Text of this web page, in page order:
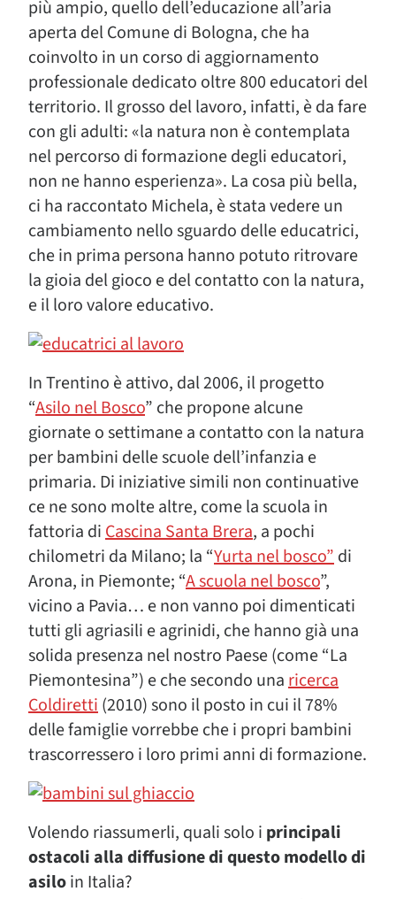
più ampio, quello dell’educazione all’aria
aperta del Comune di Bologna, che ha
coinvolto in un corso di aggiornamento
professionale dedicato oltre 800 educatori del
territorio. Il grosso del lavoro, infatti, è da fare
con gli adulti: «la natura non è contemplata
nel percorso di formazione degli educatori,
non ne hanno esperienza». La cosa più bella,
ci ha raccontato Michela, è stata vedere un
cambiamento nello sguardo delle educatrici,
che in prima persona hanno potuto ritrovare
la gioia del gioco e del contatto con la natura,
e il loro valore educativo.
In Trentino è attivo, dal 2006, il progetto
“Asilo nel Bosco” che propone alcune
giornate o settimane a contatto con la natura
per bambini delle scuole dell’infanzia e
primaria. Di iniziative simili non continuative
ce ne sono molte altre, come la scuola in
fattoria diCascina Santa Brera, a pochi
chilometri da Milano; la “Yurta nel bosco”di
Arona, in Piemonte; “A scuola nel bosco”,
vicino a Pavia… e non vanno poi dimenticati
tutti gli agriasili e agrinidi, che hanno già una
solida presenza nel nostro Paese (come “La
Piemontesina”) e che secondo unaricerca
Coldiretti(2010) sono il posto in cui il 78%
delle famiglie vorrebbe che i propri bambini
trascorressero i loro primi anni di formazione.
Volendo riassumerli, quali solo i principali
ostacoli alla diffusione di questo modello di
asiloin Italia?